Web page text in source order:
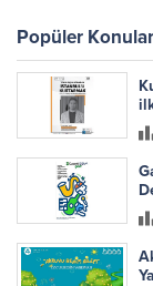
Popüler Konular